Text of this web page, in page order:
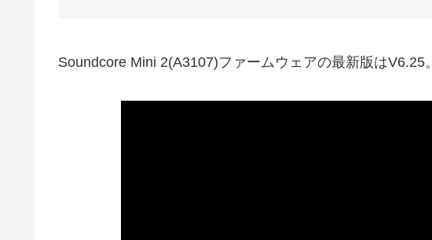
Soundcore Mini 2(A3107)ファームウェアの最新版はV6.25。